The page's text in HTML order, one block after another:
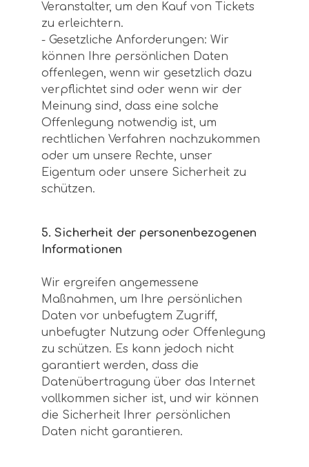
Veranstalter, um den Kauf von Tickets
zu erleichtern.
- Gesetzliche Anforderungen: Wir
können Ihre persönlichen Daten
offenlegen, wenn wir gesetzlich dazu
verpflichtet sind oder wenn wir der
Meinung sind, dass eine solche
Offenlegung notwendig ist, um
rechtlichen Verfahren nachzukommen
oder um unsere Rechte, unser
Eigentum oder unsere Sicherheit zu
schützen.
5. Sicherheit der personenbezogenen
Informationen
Wir ergreifen angemessene
Maßnahmen, um Ihre persönlichen
Daten vor unbefugtem Zugriff,
unbefugter Nutzung oder Offenlegung
zu schützen. Es kann jedoch nicht
garantiert werden, dass die
Datenübertragung über das Internet
vollkommen sicher ist, und wir können
die Sicherheit Ihrer persönlichen
Daten nicht garantieren.